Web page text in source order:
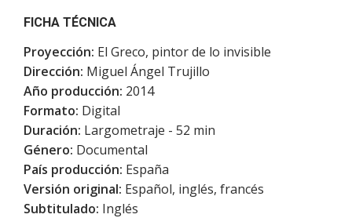
FICHA TÉCNICA
Proyección: El Greco, pintor de lo invisible
Dirección: Miguel Ángel Trujillo
Año producción: 2014
Formato: Digital
Duración: Largometraje - 52 min
Género: Documental
País producción: España
Versión original: Español, inglés, francés
Subtitulado: Inglés